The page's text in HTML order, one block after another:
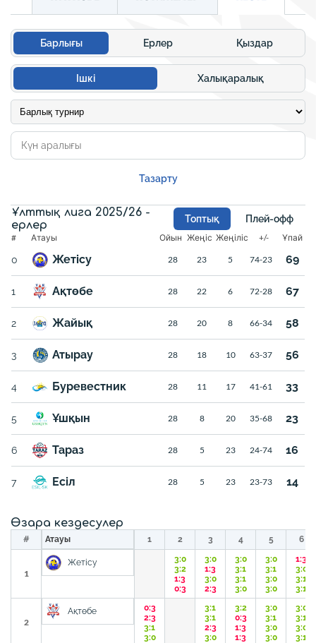
Барлығы Ерлер Қыздар
Ішкі Халықаралық
Тазарту
Ұлттық лига 2025/26 -
ерлер
Топтық Плей-офф
# Атауы Ойын Жеңіс Жеңіліс +/- Ұпай
0 Жетісу 28 23 5 74-23 69
1 Ақтөбе 28 22 6 72-28 67
2 Жайық 28 20 8 66-34 58
3 Атырау 28 18 10 63-37 56
4 Буревестник 28 11 17 41-61 33
5 Ұшқын 28 8 20 35-68 23
6 Тараз 28 5 23 24-74 16
7 Есіл 28 5 23 23-73 14
Өзара кездесулер
# Атауы 1 2 3 4 5 6
1
Жетісу
3:0
3:2
1:3
0:3
3:0
1:3
3:0
2:3
3:0
3:1
3:1
3:0
3:0
3:1
3:0
3:0
1:3
3:0
3:1
3:1
2
Ақтөбе
0:3
2:3
3:1
3:0
3:1
3:1
2:3
3:0
3:2
0:3
1:3
1:3
3:0
3:1
3:0
3:0
3:0
3:1
3:0
3:1